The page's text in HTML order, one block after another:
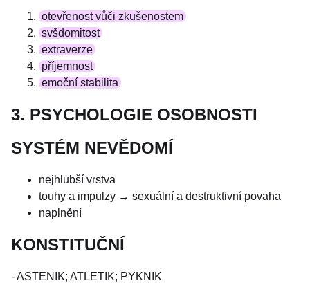
otevřenost vůči zkušenostem
svšdomitost
extraverze
příjemnost
emoční stabilita
3. PSYCHOLOGIE OSOBNOSTI
SYSTÉM NEVĚDOMÍ
nejhlubší vrstva
touhy a impulzy → sexuální a destruktivní povaha
naplnění
KONSTITUČNÍ
- ASTENIK; ATLETIK; PYKNIK